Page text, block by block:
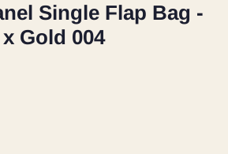
Single Flap Bag -
Gold 004